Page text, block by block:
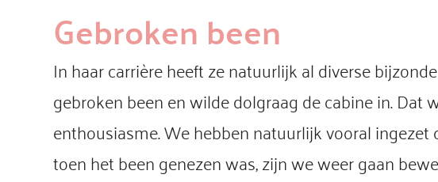
Gebroken been
In haar carrière heeft ze natuurlijk al diverse
gebroken been en wilde dolgraag de cabine in. Dat
enthousiasme. We hebben natuurlijk vooral
toen het been genezen was, zijn we weer gaan